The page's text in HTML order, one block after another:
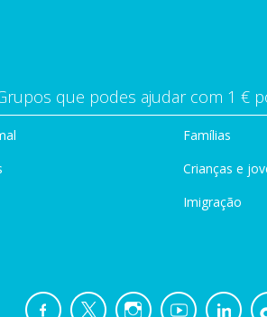
que podes ajudar com 1 €
Famílias
Crianças e
Imigração